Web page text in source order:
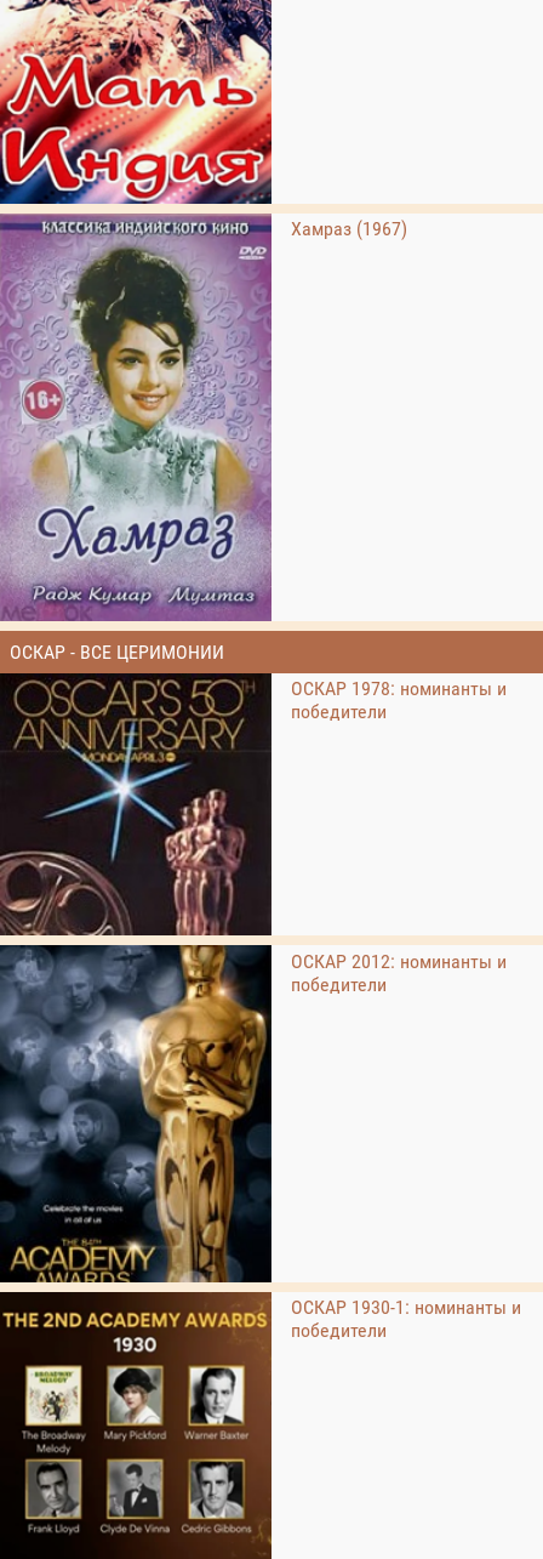
Хамраз (1967)
ОСКАР - ВСЕ ЦЕРИМОНИИ
ОСКАР 1978: номинанты и
победители
ОСКАР 2012: номинанты и
победители
ОСКАР 1930-1: номинанты и
победители